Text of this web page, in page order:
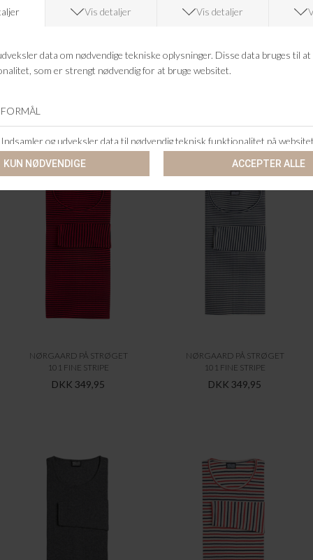
14 DAGES RETURRET
+46 86 60 21 22
NØRGAARD PÅ STRØGET
101 FINE STRIPE
DKK 349,95
NØRGAARD PÅ STRØGET
101 FINE STRIPE
DKK 349,95